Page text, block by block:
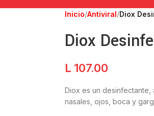
Inicio/Antiviral/Diox
Diox
L 107.00
Diox es un desinfectante,
nasales, ojos, boca y